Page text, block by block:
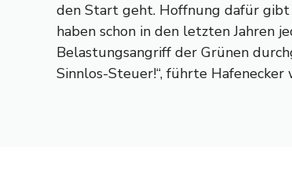
den Start geht. Hoffnung dafür gibt
haben schon in den letzten Jahren
Belastungsangriff der Grünen
Sinnlos-Steuer!“, führte Hafenecker